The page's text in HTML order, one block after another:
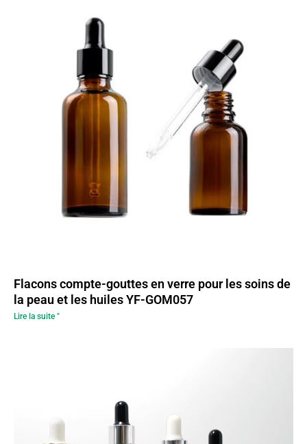
Flacons compte-gouttes en verre pour les soins de
la peau et les huiles YF-GOM057
Lire la suite "